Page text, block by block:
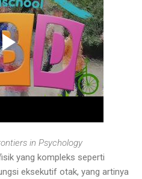
in Psychology
yang kompleks seperti
eksekutif otak, yang artinya